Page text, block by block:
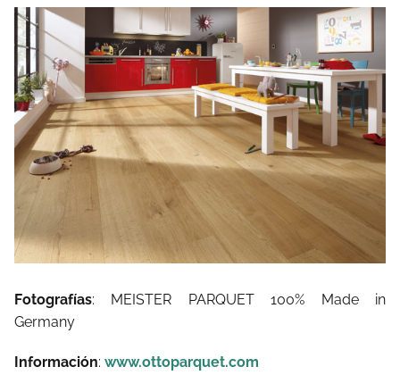
Fotografías: MEISTER PARQUET 100% Made in
Germany
Información: www.ottoparquet.com